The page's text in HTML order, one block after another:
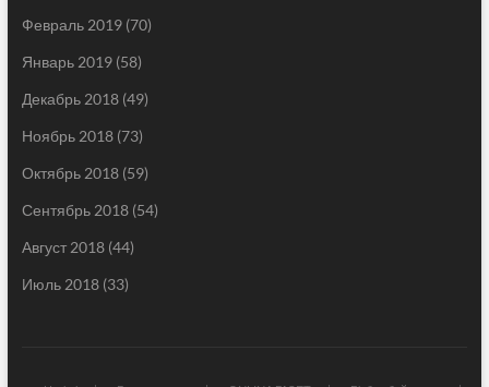
Февраль 2019(70)
Январь 2019(58)
Декабрь 2018(49)
Ноябрь 2018(73)
Октябрь 2018(59)
Сентябрь 2018(54)
Август 2018(44)
Июль 2018(33)